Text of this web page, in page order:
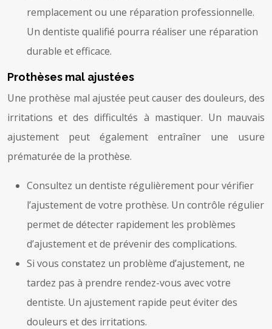
remplacement ou une réparation professionnelle.
Un dentiste qualifié pourra réaliser une réparation
durable et efficace.
Prothèses mal ajustées
Une prothèse mal ajustée peut causer des douleurs, des
irritations et des difficultés à mastiquer. Un mauvais
ajustement peut également entraîner une usure
prématurée de la prothèse.
Consultez un dentiste régulièrement pour vérifier
l’ajustement de votre prothèse. Un contrôle régulier
permet de détecter rapidement les problèmes
d’ajustement et de prévenir des complications.
Si vous constatez un problème d’ajustement, ne
tardez pas à prendre rendez-vous avec votre
dentiste. Un ajustement rapide peut éviter des
douleurs et des irritations.